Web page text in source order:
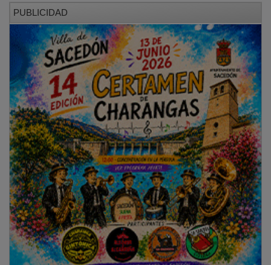
PUBLICIDAD